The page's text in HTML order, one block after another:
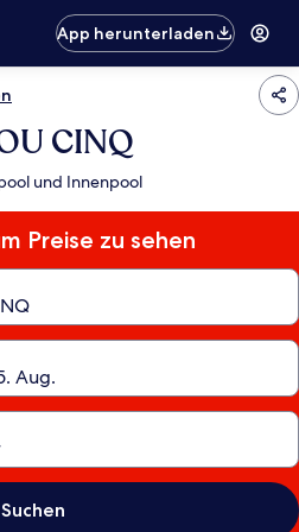
App herunterladen
CINQ
und Innenpool
Preise zu sehen
Suchen